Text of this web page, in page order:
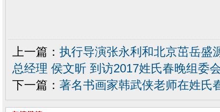
上一篇： 执行导演张永利和北京茁岳盛
总经理 侯文昕 到访2017姓氏春晚组委
下一篇： 著名书画家韩武侠老师在姓氏